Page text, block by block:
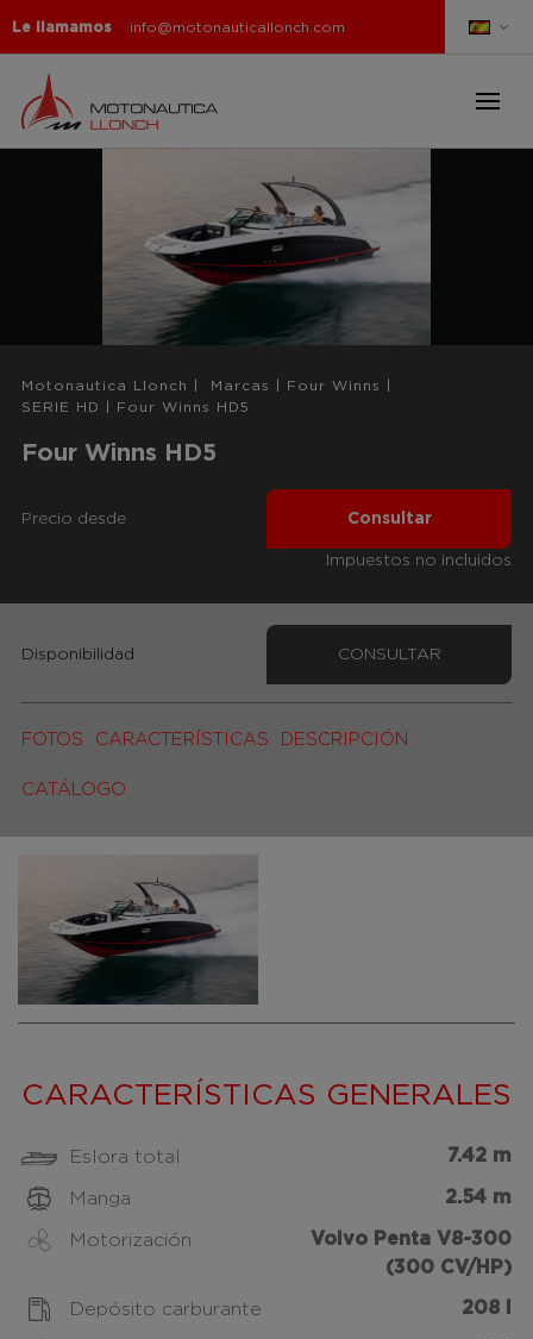
Le llamamos info@motonauticallonch.com
Motonautica Llonch Marcas Four Winns
SERIE HD
Four Winns HD5
Four Winns HD5
Precio desde Consultar
Impuestos no incluidos
FOTOS CARACTERÍSTICAS DESCRIPCIÓN
CATÁLOGO
Disponibilidad CONSULTAR
CARACTERÍSTICAS GENERALES
Eslora total 7.42 m
Manga 2.54 m
Motorización
Volvo Penta V8-300
(300 CV/HP)
Depósito carburante 208 l